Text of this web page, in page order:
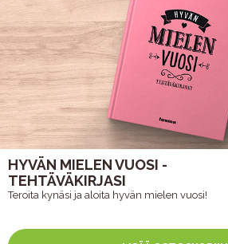
HYVÄN MIELEN VUOSI -
TEHTÄVÄKIRJASI
Teroita kynäsi ja aloita hyvän mielen vuosi!